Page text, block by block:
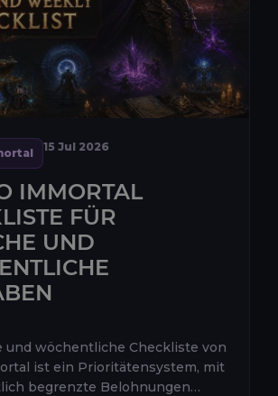
15 Jul 2026
IMMORTAL
FÜR
UND
und wöchentliche Checkliste von
ist ein Prioritätensystem, mit
begrenzte Belohnungen